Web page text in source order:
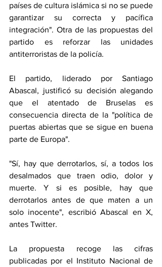
países de cultura islámica si no se puede
garantizar su correcta y pacífica
integración". Otra de las propuestas del
partido es reforzar las unidades
antiterroristas de la policía.
El partido, liderado por Santiago
Abascal, justificó su decisión alegando
que el atentado de Bruselas es
consecuencia directa de la "política de
puertas abiertas que se sigue en buena
parte de Europa".
"Sí, hay que derrotarlos, sí, a todos los
desalmados que traen odio, dolor y
muerte. Y si es posible, hay que
derrotarlos antes de que maten a un
solo inocente", escribió Abascal en X,
antes Twitter.
La propuesta recoge las cifras
publicadas por el Instituto Nacional de